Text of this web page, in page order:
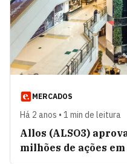
MERCADOS
Há 2 anos • 1 min de leitura
Allos (ALSO3)
milhões de ações